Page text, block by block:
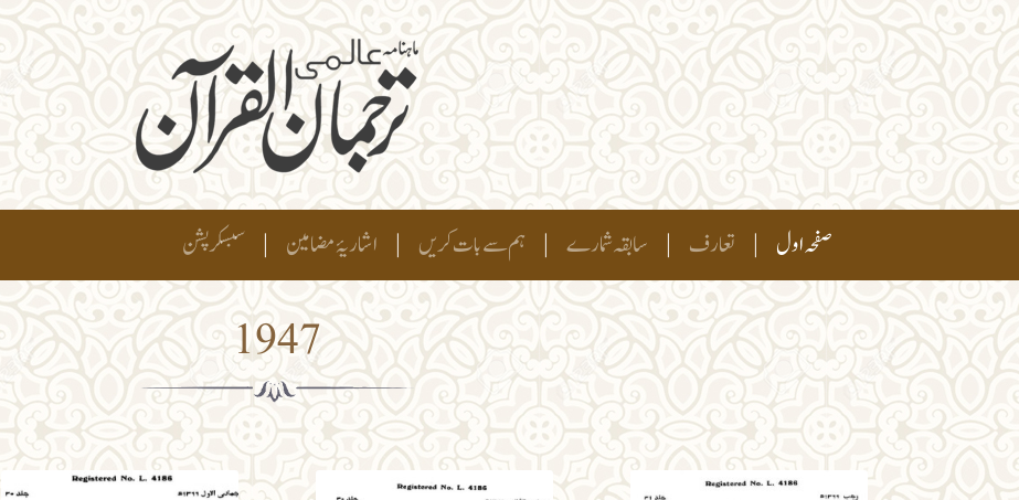
صفحہ اول | تعارف | سابقہ شمارے | ہم سے بات کریں | اشاریۂ مضامین | سبسکرپشن
1947